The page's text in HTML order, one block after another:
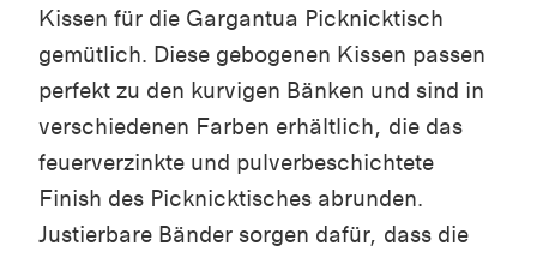
Kissen für die Gargantua Picknicktisch
gemütlich. Diese gebogenen Kissen passen
perfekt zu den kurvigen Bänken und sind in
verschiedenen Farben erhältlich, die das
feuerverzinkte und pulverbeschichtete
Finish des Picknicktisches abrunden.
Justierbare Bänder sorgen dafür, dass die